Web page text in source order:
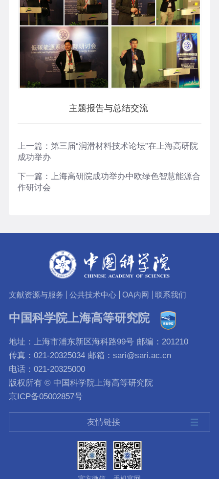
主题报告与总结交流
上一篇： 第三届“润滑材料技术论坛”在上海高研院
成功举办
下一篇： 上海高研院成功举办中欧绿色智慧能源合
作研讨会
文献资源与服务 公共技术中心 OA内网 联系我们
中国科学院上海高等研究院
地址：上海市浦东新区海科路99号 邮编：201210
传真：021-20325034 邮箱：sari@sari.ac.cn
电话：021-20325000
版权所有 © 中国科学院上海高等研究院
京ICP备05002857号
友情链接